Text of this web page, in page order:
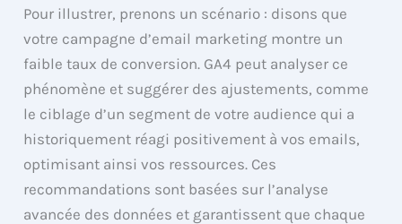
Pour illustrer, prenons un scénario : disons que
votre campagne d’email marketing montre un
faible taux de conversion. GA4 peut analyser ce
phénomène et suggérer des ajustements, comme
le ciblage d’un segment de votre audience qui a
historiquement réagi positivement à vos emails,
optimisant ainsi vos ressources. Ces
recommandations sont basées sur l’analyse
avancée des données et garantissent que chaque